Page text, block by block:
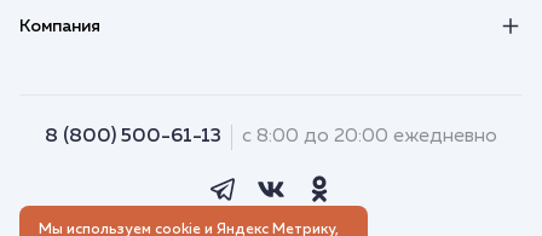
Компания
8 (800) 500-61-13 с 8:00 до 20:00 ежедневно
Мы используем cookie и Яндекс Метрику,